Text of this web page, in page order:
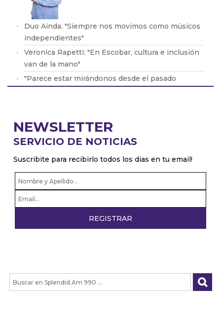
Duo Ainda. "Siempre nos movimos como músicos
independientes"
Veronica Rapetti: "En Escobar, cultura e inclusión
van de la mano"
"Parece estar mirándonos desde el pasado
Grisel D'Angelo, Presenta Mujeres del Jazz, en el
marco del Día Internacional de la Mujer
NEWSLETTER
SERVICIO DE NOTICIAS
Suscribite para recibirlo todos los dias en tu email!